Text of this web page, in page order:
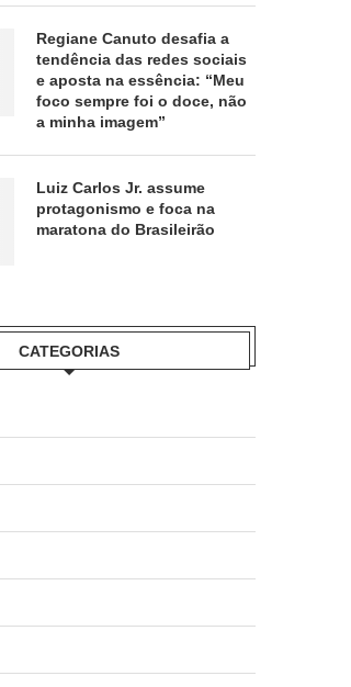
Regiane Canuto desafia a
tendência das redes sociais
e aposta na essência: “Meu
foco sempre foi o doce, não
a minha imagem”
Luiz Carlos Jr. assume
protagonismo e foca na
maratona do Brasileirão
CATEGORIAS